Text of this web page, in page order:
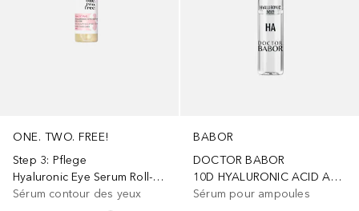
ONE. TWO. FREE!
Step 3: Pflege
Hyaluronic Eye Serum Roll-On
Sérum contour des yeux
BABOR
DOCTOR BABOR
10D HYALURONIC ACID AMPOULE SERUM CONCENTRATE
Sérum pour ampoules